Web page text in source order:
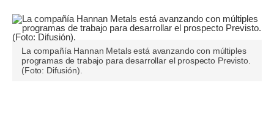
Editorial
Pregunta de hoy
Blogs
La compañía Hannan Metals está avanzando con múltiples
programas de trabajo para desarrollar el prospecto Previsto.
(Foto: Difusión).